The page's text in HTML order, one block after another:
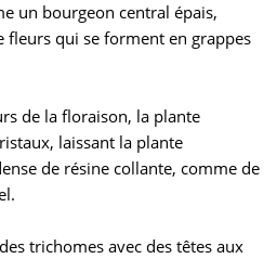
un bourgeon central épais,
fleurs qui se forment en grappes
de la floraison, la plante
laissant la plante
de résine collante, comme de
trichomes avec des têtes aux